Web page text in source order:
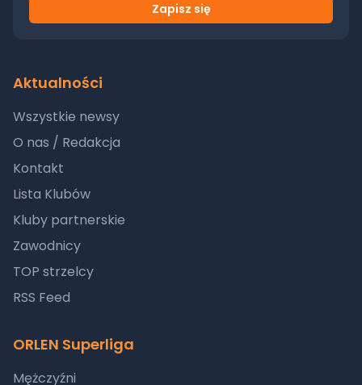
Zapisz się
Aktualności
Wszystkie newsy
O nas / Redakcja
Kontakt
Lista Klubów
Kluby partnerskie
Zawodnicy
TOP strzelcy
RSS Feed
ORLEN Superliga
Mężczyźni